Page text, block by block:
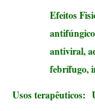
Efeitos
antiviral,
febrífugo,
Usos terapêuticos: